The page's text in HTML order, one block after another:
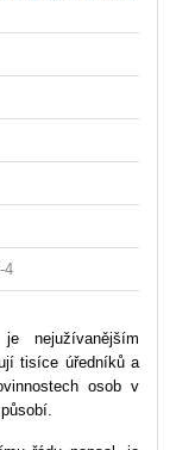
4
je nejužívanějším
tisíce úředníků a
osob v